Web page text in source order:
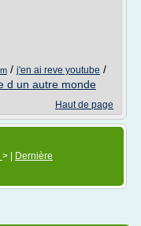
/ j'en ai reve youtube /
d un autre monde
Haut de page
> |
Dernière